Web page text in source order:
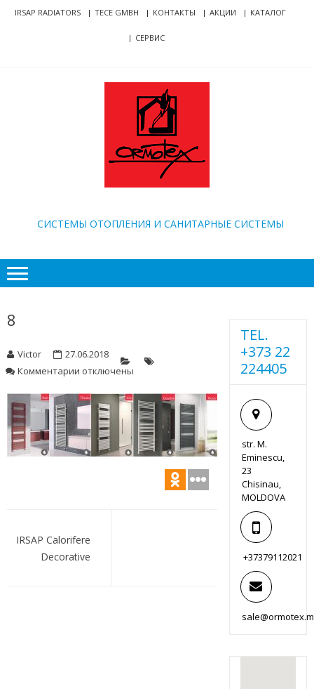
Skip
SkipIRSAP RADIATORS TECE GMBH КОНТАКТЫ АКЦИИ КАТАЛОГ
СЕРВИС
CИСТЕМЫ ОТОПЛЕНИЯ И САНИТАРНЫЕ СИСТЕМЫ
8
Victor
27.06.2018
Комментарии к
8
отключены
по
IRSAP Calorifere
Decorative
TEL.
+373 22
224405
str. M.
Eminescu,
23
Chisinau,
MOLDOVA
+37379112021